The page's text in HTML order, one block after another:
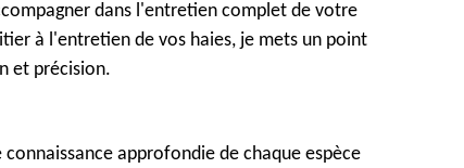
dans l'entretien complet de votre
à l'entretien de vos haies, je mets un point
et précision.
connaissance approfondie de chaque espèce